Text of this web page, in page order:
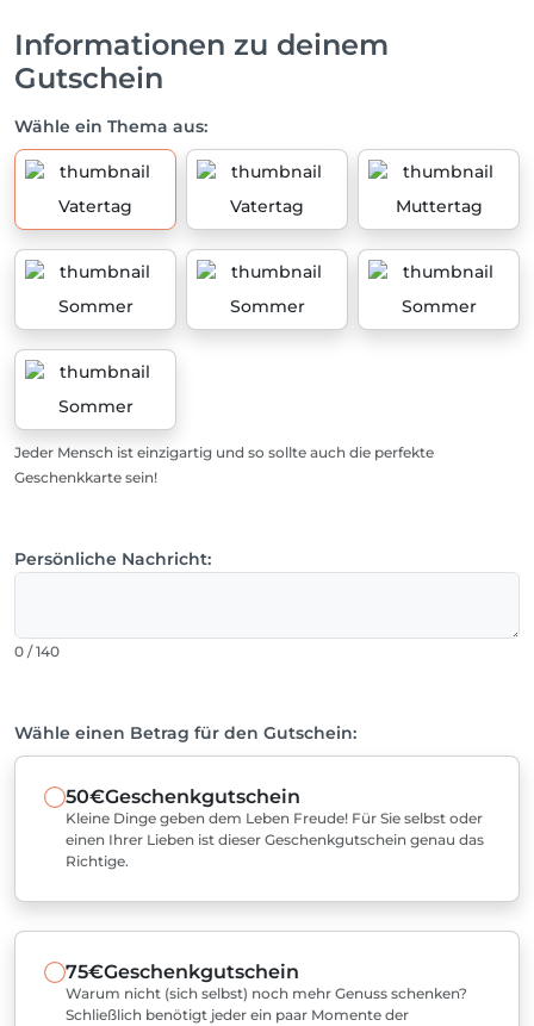
Informationen zu deinem
Gutschein
Wähle ein Thema aus:
Vatertag Vatertag Muttertag
Sommer Sommer Sommer
Sommer
Jeder Mensch ist einzigartig und so sollte auch die perfekte
Geschenkkarte sein!
Persönliche Nachricht:
0 / 140
Wähle einen Betrag für den Gutschein:
50€Geschenkgutschein
Kleine Dinge geben dem Leben Freude! Für Sie selbst oder
einen Ihrer Lieben ist dieser Geschenkgutschein genau das
Richtige.
75€Geschenkgutschein
Warum nicht (sich selbst) noch mehr Genuss schenken?
Schließlich benötigt jeder ein paar Momente der